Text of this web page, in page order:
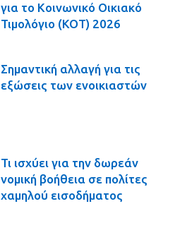
για το Κοινωνικό Οικιακό
Τιμολόγιο (ΚΟΤ) 2026
Σημαντική αλλαγή για τις
εξώσεις των ενοικιαστών
Τι ισχύει για την δωρεάν
νομική βοήθεια σε πολίτες
χαμηλού εισοδήματος